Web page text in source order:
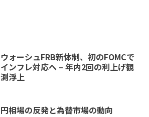
ウォーシュFRB新体制、初のFOMCで
インフレ対応へ – 年内2回の利上げ観
測浮上
円相場の反発と為替市場の動向